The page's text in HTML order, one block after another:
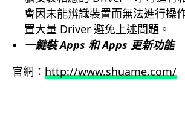
會因未能辨識裝置而無法進行操
置大量 Driver 避免上述問題。
一鍵裝 Apps 和 Apps 更新功能
官網： http://www.shuame.com/